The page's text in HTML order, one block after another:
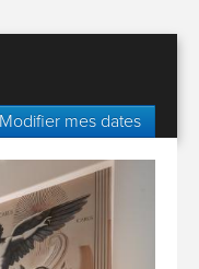
Modifier mes dates